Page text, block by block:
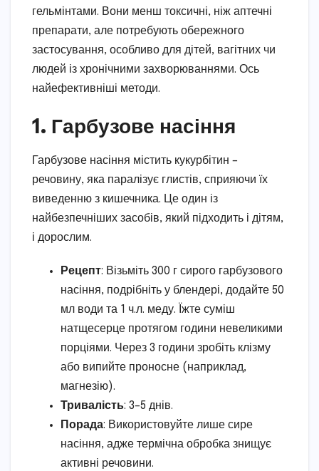
гельмінтами. Вони менш токсичні, ніж аптечні
препарати, але потребують обережного
застосування, особливо для дітей, вагітних чи
людей із хронічними захворюваннями. Ось
найефективніші методи.
1. Гарбузове насіння
Гарбузове насіння містить кукурбітин –
речовину, яка паралізує глистів, сприяючи їх
виведенню з кишечника. Це один із
найбезпечніших засобів, який підходить і дітям,
і дорослим.
Рецепт: Візьміть 300 г сирого гарбузового
насіння, подрібніть у блендері, додайте 50
мл води та 1 ч.л. меду. Їжте суміш
натщесерце протягом години невеликими
порціями. Через 3 години зробіть клізму
або випийте проносне (наприклад,
магнезію).
Тривалість: 3–5 днів.
Порада: Використовуйте лише сире
насіння, адже термічна обробка знищує
активні речовини.